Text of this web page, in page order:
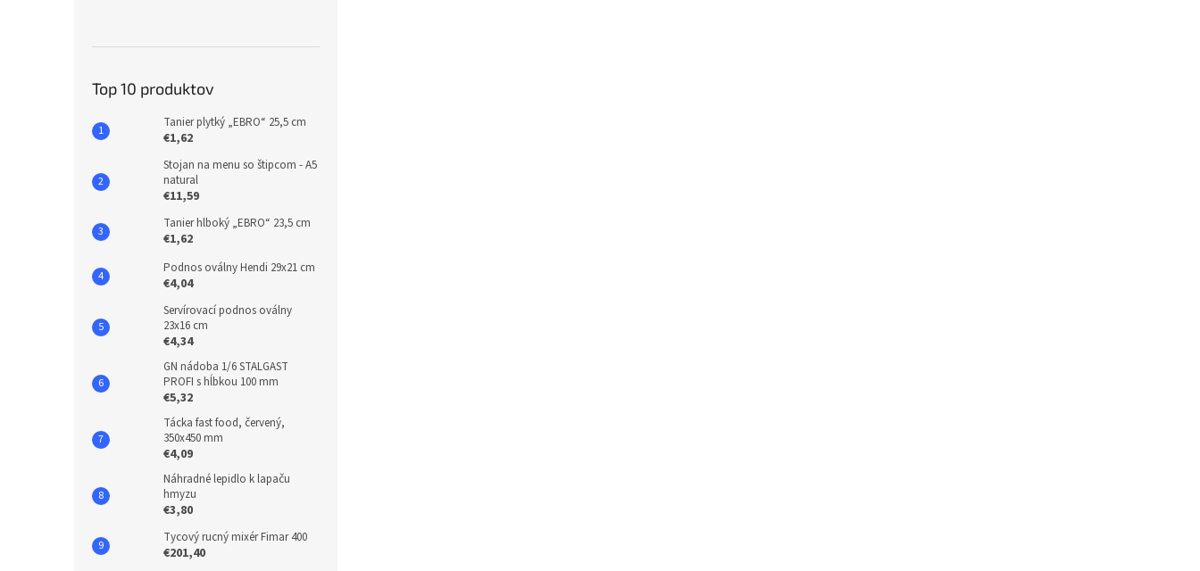
Top 10 produktov
Tanier plytký „EBRO“ 25,5 cm
€1,62
Stojan na menu so štipcom - A5
natural
€11,59
Tanier hlboký „EBRO“ 23,5 cm
€1,62
Podnos oválny Hendi 29x21 cm
€4,04
Servírovací podnos oválny
23x16 cm
€4,34
GN nádoba 1/6 STALGAST
PROFI s hĺbkou 100 mm
€5,32
Tácka fast food, červený,
350x450 mm
€4,09
Náhradné lepidlo k lapaču
hmyzu
€3,80
Tycový rucný mixér Fimar 400
€201,40